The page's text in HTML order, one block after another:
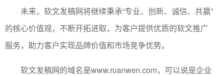
未来，软文发稿网将继续秉承“专业、创新、诚信、共赢”
的核心价值观，不断开拓进取，为客户提供优质的软文推广
服务，助力客户实现品牌价值和市场竞争优势。
软文发稿网的域名是www.ruanwen.com，可以说是企业